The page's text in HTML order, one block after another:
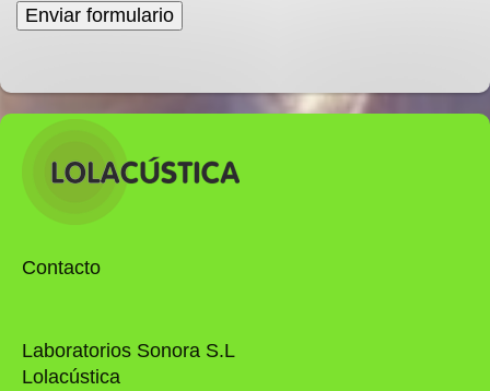
Contacto
Laboratorios Sonora S.L
Lolacústica